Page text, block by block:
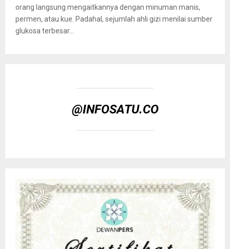
orang langsung mengaitkannya dengan minuman manis,
permen, atau kue. Padahal, sejumlah ahli gizi menilai sumber
glukosa terbesar...
@INFOSATU.CO